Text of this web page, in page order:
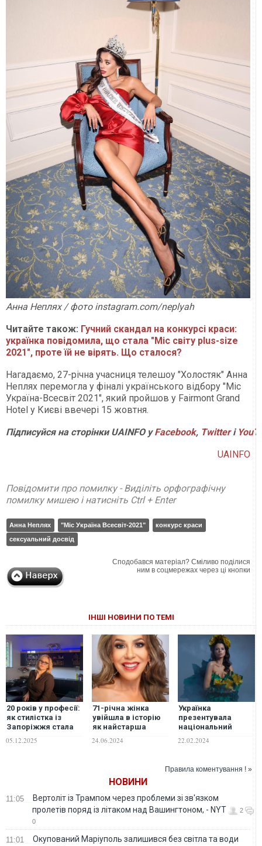
Анна Неплях / фото instagram.com/neplyah
Читайте також: Гучний скандал на конкурсі краси:
українка повідомила, що стала "Міс світу plus-size
2021", проте їй не вірять. Що сталося?
Нагадаємо, 27-річна учасниця телешоу "Холостяк" Анна
Неплях перемогла у фіналі українського відбору "Міс
Україна-Всесвіт 2021", який пройшов у Fairmont Grand
Hotel у Києві ввечері 15 жовтня.
Підписуйся на сторінки UAINFO уFacebook, Twitterі
UAINFO
Повідомити про помилку - Виділіть орфографічну
помилку мишею і натисніть Ctrl + Enter
Анна Неплях "Міс Україна Всесвіт-2021"
конкурс краси
сексуальний досвід
Сподобався матеріал? Сміливо поділися
ним в соцмережах через ці кнопки
ІНШІ НОВИНИ ПО ТЕМІ
20 років у професії:
як стилістка із
Запоріжжя стала
міжнародного
05.12.2025
71-річна жінка
увійшла в історію
як найстарша
"Міс Техас США".
24.06.2024
Українка
презентувала
національний
Світу 2023": що
створили під
22.02.2024
Правила коментування ! »
НОВИНИ
11:05
Вертоліт із Трампом через проблеми зі зв'язком
пролетів поряд із літаком над Вашингтоном, - NYT
2
0
11:01 Окупований Маріуполь залишився без світла та води